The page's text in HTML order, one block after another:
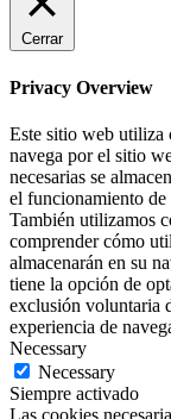
Cerrar
Privacy Overview
Este sitio web utiliza
navega por el sitio
necesarias se
el funcionamiento
También utilizamos
comprender cómo
almacenarán en su
tiene la opción de
exclusión voluntaria
experiencia de
Necessary
Necessary
Siempre activado
Las cookies